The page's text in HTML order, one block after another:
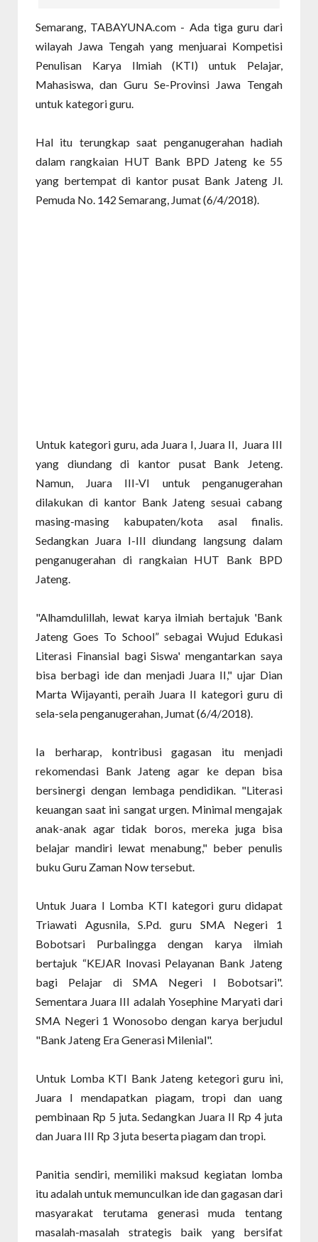
Semarang, TABAYUNA.com - Ada tiga guru dari
wilayah Jawa Tengah yang menjuarai Kompetisi
Penulisan Karya Ilmiah (KTI) untuk Pelajar,
Mahasiswa, dan Guru Se-Provinsi Jawa Tengah
untuk kategori guru.
Hal itu terungkap saat penganugerahan hadiah
dalam rangkaian HUT Bank BPD Jateng ke 55
yang bertempat di kantor pusat Bank Jateng Jl.
Pemuda No. 142 Semarang, Jumat (6/4/2018).
Untuk kategori guru, ada Juara I, Juara II, Juara III
yang diundang di kantor pusat Bank Jeteng.
Namun, Juara III-VI untuk penganugerahan
dilakukan di kantor Bank Jateng sesuai cabang
masing-masing kabupaten/kota asal finalis.
Sedangkan Juara I-III diundang langsung dalam
penganugerahan di rangkaian HUT Bank BPD
Jateng.
"Alhamdulillah, lewat karya ilmiah bertajuk 'Bank
Jateng Goes To School” sebagai Wujud Edukasi
Literasi Finansial bagi Siswa' mengantarkan saya
bisa berbagi ide dan menjadi Juara II," ujar Dian
Marta Wijayanti, peraih Juara II kategori guru di
sela-sela penganugerahan, Jumat (6/4/2018).
Ia berharap, kontribusi gagasan itu menjadi
rekomendasi Bank Jateng agar ke depan bisa
bersinergi dengan lembaga pendidikan. "Literasi
keuangan saat ini sangat urgen. Minimal mengajak
anak-anak agar tidak boros, mereka juga bisa
belajar mandiri lewat menabung," beber penulis
buku Guru Zaman Now tersebut.
Untuk Juara I Lomba KTI kategori guru didapat
Triawati Agusnila, S.Pd. guru SMA Negeri 1
Bobotsari Purbalingga dengan karya ilmiah
bertajuk “KEJAR Inovasi Pelayanan Bank Jateng
bagi Pelajar di SMA Negeri I Bobotsari".
Sementara Juara III adalah Yosephine Maryati dari
SMA Negeri 1 Wonosobo dengan karya berjudul
"Bank Jateng Era Generasi Milenial".
Untuk Lomba KTI Bank Jateng ketegori guru ini,
Juara I mendapatkan piagam, tropi dan uang
pembinaan Rp 5 juta. Sedangkan Juara II Rp 4 juta
dan Juara III Rp 3 juta beserta piagam dan tropi.
Panitia sendiri, memiliki maksud kegiatan lomba
itu adalah untuk memunculkan ide dan gagasan dari
masyarakat terutama generasi muda tentang
masalah-masalah strategis baik yang bersifat